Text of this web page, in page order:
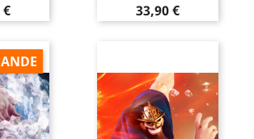
Prix
33,90 €